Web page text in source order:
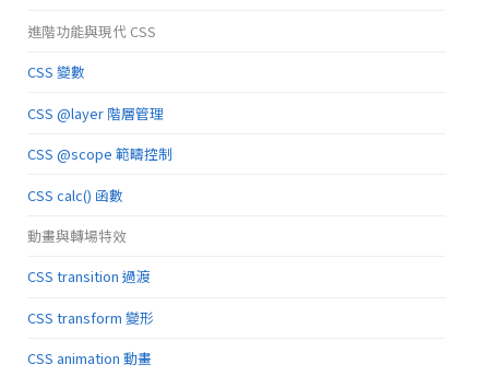
進階功能與現代 CSS
CSS 變數
CSS @layer 階層管理
CSS @scope 範疇控制
CSS calc() 函數
動畫與轉場特效
CSS transition 過渡
CSS transform 變形
CSS animation 動畫